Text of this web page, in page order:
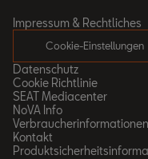
Impressum & Rechtliches
Cookie-Einstellungen
Datenschutz
Cookie Richtlinie
SEAT Mediacenter
NoVA Info
Verbraucherinformationen
Kontakt